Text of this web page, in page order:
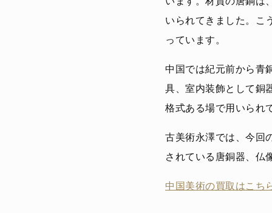
いられてきました。こ
っています。
中国では紀元前から青
具、室内装飾として銅
格式ある場で用いられ
古美術永澤では、今回
されている唐銅器、仏
中国美術の買取はこち